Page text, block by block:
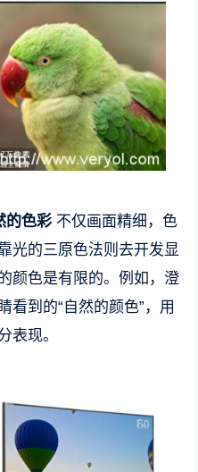
的色彩不仅画面精细，色
光的三原色法则去开发显
颜色是有限的。例如，澄
看到的“自然的颜色”，用
表现。